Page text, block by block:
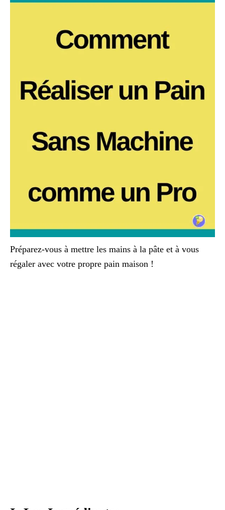
Préparez-vous à mettre les mains à la pâte et à vous
régaler avec votre propre pain maison !